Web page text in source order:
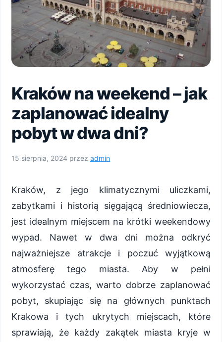
Kraków na weekend – jak
zaplanować idealny
pobyt w dwa dni?
15 sierpnia, 2024 przez admin
Kraków, z jego klimatycznymi uliczkami,
zabytkami i historią sięgającą średniowiecza,
jest idealnym miejscem na krótki weekendowy
wypad. Nawet w dwa dni można odkryć
najważniejsze atrakcje i poczuć wyjątkową
atmosferę tego miasta. Aby w pełni
wykorzystać czas, warto dobrze zaplanować
pobyt, skupiając się na głównych punktach
Krakowa i tych ukrytych miejscach, które
sprawiają, że każdy zakątek miasta kryje w